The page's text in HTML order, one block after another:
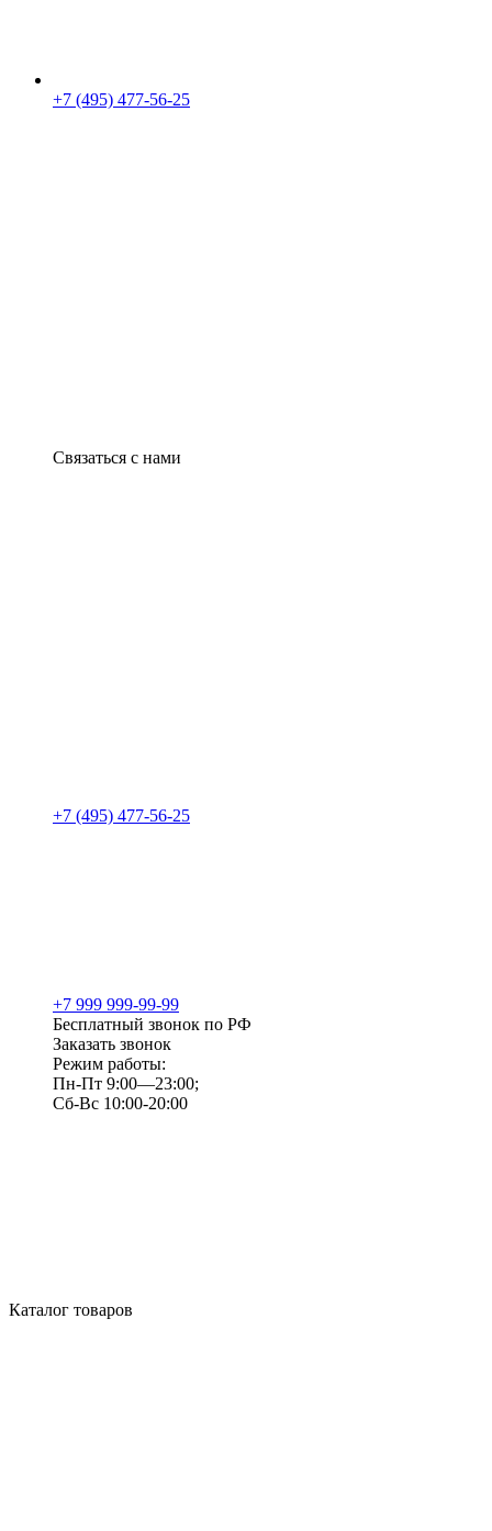
+7 (495) 477-56-25
Связаться с нами
+7 (495) 477-56-25
+7 999 999-99-99
Бесплатный звонок по РФ
Заказать звонок
Режим работы:
Пн-Пт 9:00—23:00;
Сб-Вс 10:00-20:00
Каталог товаров